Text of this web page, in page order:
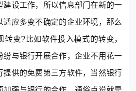
建设工作，所以信息部门在新的一
适应多变不确定的企业环境，那么
转变?比如软件投入模式的转变，
纷与银行开展合作，企业不用花一
提供的免费第三方软件，当然银行